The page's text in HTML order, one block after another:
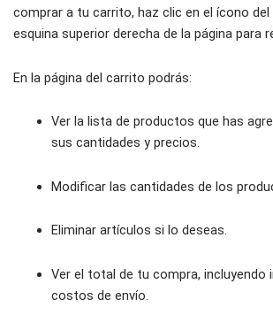
comprar a tu carrito, haz clic en el ícono
esquina superior derecha de la página para
En la página del carrito podrás:
Ver la lista de productos que has
sus cantidades y precios.
Modificar las cantidades de los
Eliminar artículos si lo deseas.
Ver el total de tu compra, incluyendo
costos de envío.